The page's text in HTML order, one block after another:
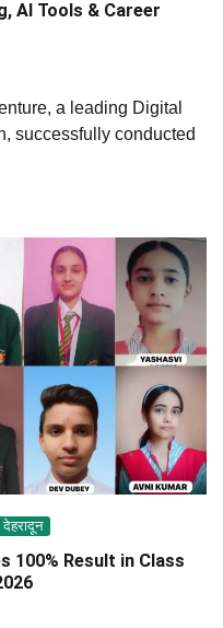
AI Tools & Career
a leading Digital
successfully conducted
देहरादून
100% Result in Class